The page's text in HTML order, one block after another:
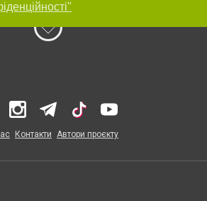
Контакти Автори проєкту